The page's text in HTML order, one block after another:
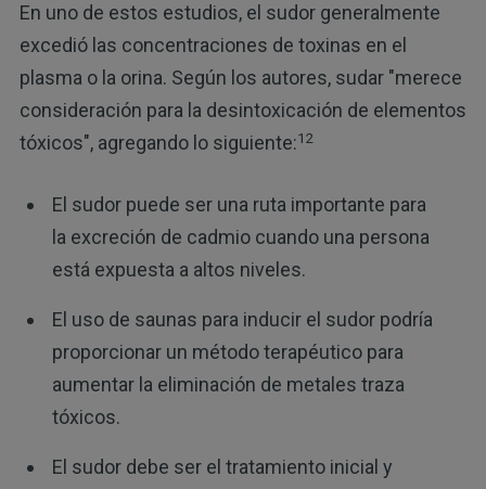
En uno de estos estudios, el sudor generalmente
excedió las concentraciones de toxinas en el
plasma o la orina. Según los autores, sudar "merece
consideración para la desintoxicación de elementos
tóxicos", agregando lo siguiente:12
El sudor puede ser una ruta importante para
la excreción de cadmio cuando una persona
está expuesta a altos niveles.
El uso de saunas para inducir el sudor podría
proporcionar un método terapéutico para
aumentar la eliminación de metales traza
tóxicos.
El sudor debe ser el tratamiento inicial y